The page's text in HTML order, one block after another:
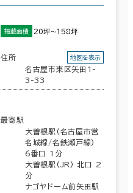
掲載面積 20坪～158坪
住所
名古屋市東区矢田1-
3-33
地図を表示
最寄駅
大曽根駅(名古屋市営
名城線/名鉄瀬戸線)
6番口 1分
大曽根駅(JR) 北口 2
分
ナゴヤドーム前矢田駅